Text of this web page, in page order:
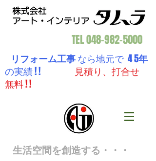
TEL048-982-5000
リフォーム工事なら地元で 4 5年
の実績 ! !
見積り、打合せ
無料 ! !
生活空間を創造する・・・